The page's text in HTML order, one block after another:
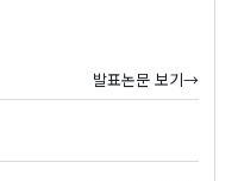
발표논문 보기→